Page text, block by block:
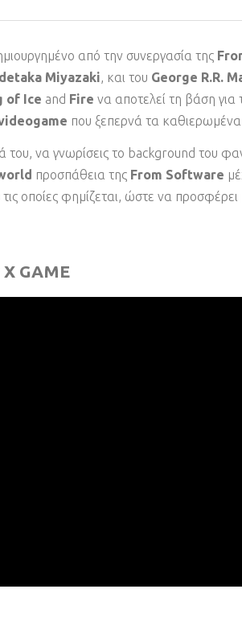
από την συνεργασία της
Miyazaki, και του George R.R.
of Ice and Fire να αποτελεί τη βάση για
που ξεπερνά τα
του, να γνωρίσεις το background του
προσπάθεια της From Software
τις οποίες φημίζεται, ώστε να
GAME